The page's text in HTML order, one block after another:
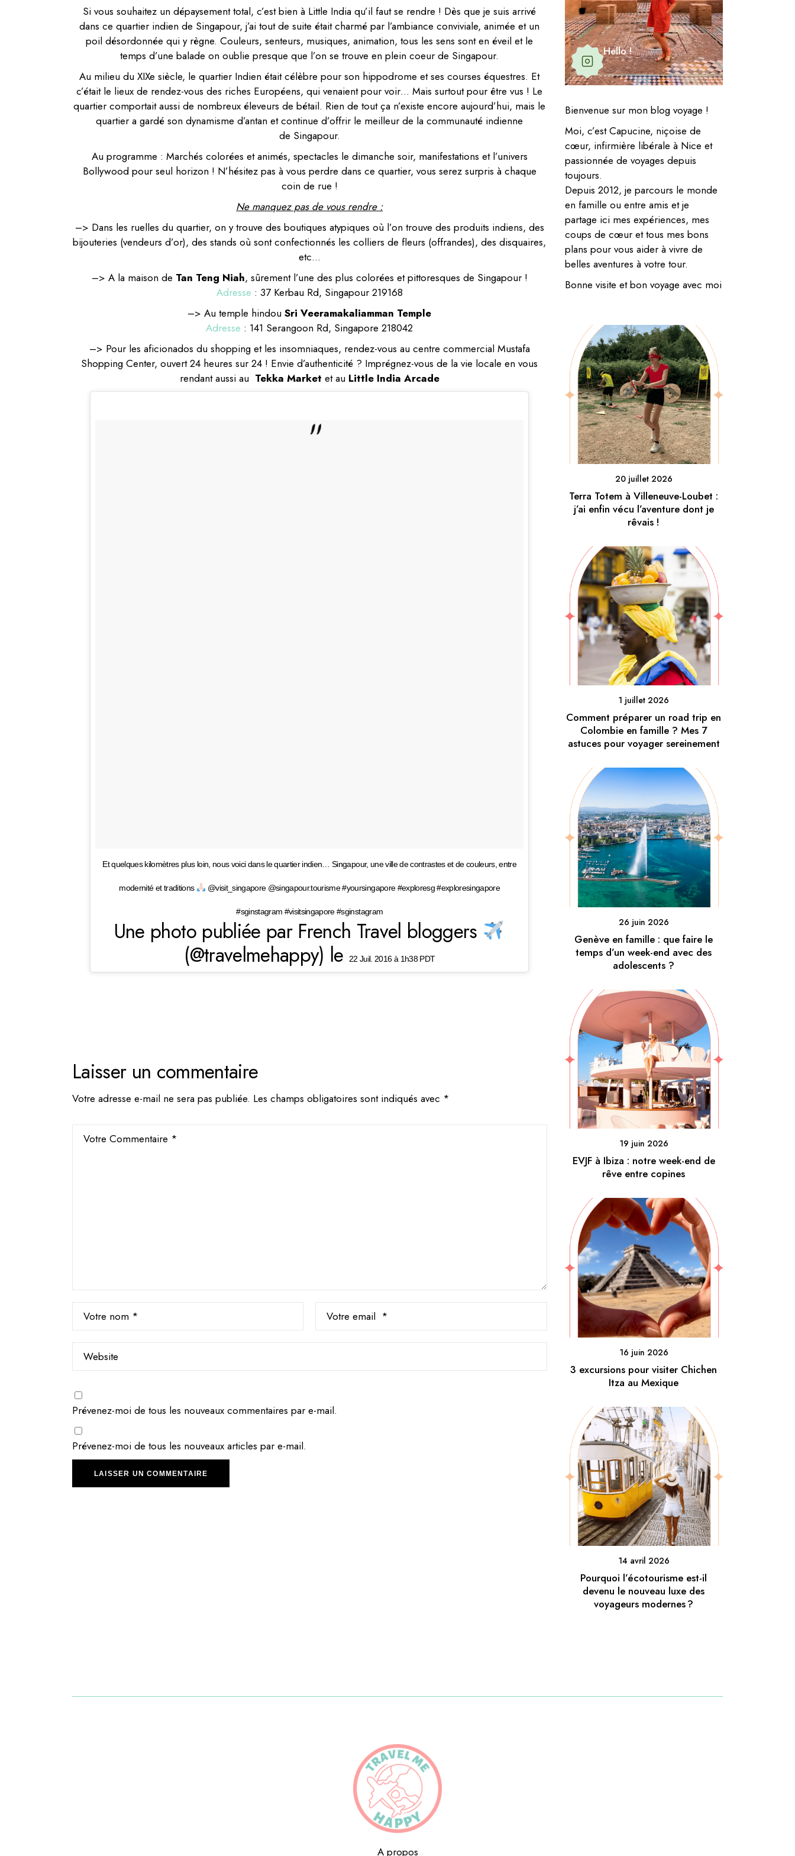
Si vous souhaitez un dépaysement total, c’est bien à Little India qu’il faut se rendre ! Dès que je suis arrivé
dans ce quartier indien de Singapour, j’ai tout de suite était charmé par l’ambiance conviviale, animée et un
poil désordonnée qui y règne. Couleurs, senteurs, musiques, animation, tous les sens sont en éveil et le
temps d’une balade on oublie presque que l’on se trouve en plein coeur de Singapour.
Au milieu du XIXe siècle, le quartier Indien était célèbre pour son hippodrome et ses courses équestres. Et
c’était le lieux de rendez-vous des riches Européens, qui venaient pour voir… Mais surtout pourêtre vus ! Le
quartier comportait aussi de nombreux éleveurs de bétail. Rien de tout ça n’existe encore aujourd’hui, mais le
quartier a gardé son dynamisme d’antan et continue d’offrir le meilleur de la communauté indienne
de Singapour.
Au programme : Marchés colorées et animés, spectacles le dimanche soir, manifestations et l’univers
Bollywood pour seul horizon ! N’hésitez pas à vous perdre dans ce quartier, vous serez surpris à chaque
coin de rue !
Ne manquez pas de vous rendre :
–> Dans les ruelles du quartier, on y trouve des boutiques atypiques où l’on trouve des produits indiens, des
bijouteries (vendeurs d’or), des stands où sont confectionnés les colliers de fleurs (offrandes), des disquaires,
etc…
–> A la maison de Tan Teng Niah, sûrement l’une des plus colorées et pittoresques de Singapour !
Adresse : 37 Kerbau Rd, Singapour 219168
–> Au temple hindouSri Veeramakaliamman Temple
Adresse : 141 Serangoon Rd, Singapore 218042
–> Pour les aficionados du shopping et les insomniaques, rendez-vous au centre commercial Mustafa
Shopping Center, ouvert 24 heures sur 24 ! Envie d’authenticité ? Imprégnez-vous de la vie locale en vous
rendant aussi au Tekka Market et au Little India Arcade
Et quelques kilomètres plus loin, nous voici dans le quartier indien… Singapour, une ville de contrastes et de couleurs, entre
modernité et traditions @visit_singapore @singapour.tourisme #yoursingapore #exploresg #exploresingapore
#sginstagram #visitsingapore #sginstagram
Une photo publiée par French Travel bloggers
(@travelmehappy) le22 Juil. 2016 à 1h38 PDT
Laisser un commentaire
Votre adresse e-mail ne sera pas publiée. Les champs obligatoires sont indiqués avec *
Prévenez-moi de tous les nouveaux commentaires par e-mail.
Prévenez-moi de tous les nouveaux articles par e-mail.
LAISSER UN COMMENTAIRE
Hello !
Bienvenue sur mon blog voyage !
Moi, c’est Capucine, niçoise de
cœur, infirmière libérale à Nice et
passionnée de voyages depuis
toujours.
Depuis 2012, je parcours le monde
en famille ou entre amis et je
partage ici mes expériences, mes
coups de cœur et tous mes bons
plans pour vous aider à vivre de
belles aventures à votre tour.
Bonne visite et bon voyage avec moi
20 juillet 2026
Terra Totem à Villeneuve-Loubet :
j’ai enfin vécu l’aventure dont je
rêvais !
1 juillet 2026
Comment préparer un road trip en
Colombie en famille ? Mes 7
astuces pour voyager sereinement
26 juin 2026
Genève en famille : que faire le
temps d’un week-end avec des
adolescents ?
19 juin 2026
EVJF à Ibiza : notre week-end de
rêve entre copines
16 juin 2026
3 excursions pour visiter Chichen
Itza au Mexique
14 avril 2026
Pourquoi l’écotourisme est-il
devenu le nouveau luxe des
voyageurs modernes ?
A propos